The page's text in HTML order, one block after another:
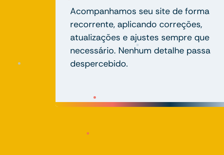
Acompanhamos seu site de forma
recorrente, aplicando correções,
atualizações e ajustes sempre que
necessário. Nenhum detalhe passa
despercebido.